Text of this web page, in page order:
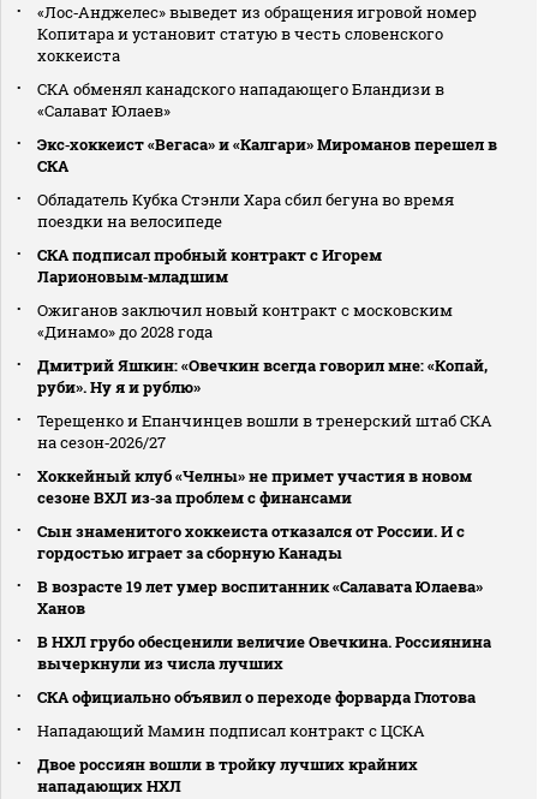
«Лос‑Анджелес» выведет из обращения игровой номер
Копитара и установит статую в честь словенского
хоккеиста
СКА обменял канадского нападающего Бландизи в
«Салават Юлаев»
Экс‑хоккеист «Вегаса» и «Калгари» Мироманов перешел в
СКА
Обладатель Кубка Стэнли Хара сбил бегуна во время
поездки на велосипеде
СКА подписал пробный контракт с Игорем
Ларионовым‑младшим
Ожиганов заключил новый контракт с московским
«Динамо» до 2028 года
Дмитрий Яшкин: «Овечкин всегда говорил мне: «Копай,
руби». Ну я и рублю»
Терещенко и Епанчинцев вошли в тренерский штаб СКА
на сезон‑2026/27
Хоккейный клуб «Челны» не примет участия в новом
сезоне ВХЛ из‑за проблем с финансами
Сын знаменитого хоккеиста отказался от России. И с
гордостью играет за сборную Канады
В возрасте 19 лет умер воспитанник «Салавата Юлаева»
Ханов
В НХЛ грубо обесценили величие Овечкина. Россиянина
вычеркнули из числа лучших
СКА официально объявил о переходе форварда Глотова
Нападающий Мамин подписал контракт с ЦСКА
Двое россиян вошли в тройку лучших крайних
нападающих НХЛ